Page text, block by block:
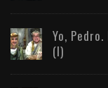
Yo,
(I)